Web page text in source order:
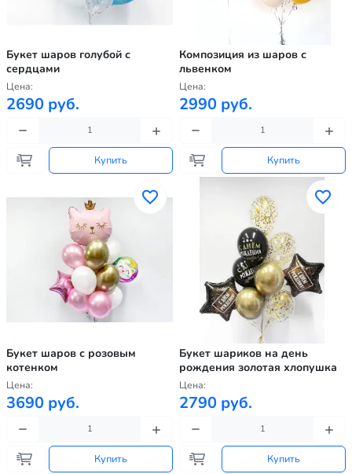
Букет шаров голубой с
сердцами
Цена:
2690 руб.
Купить
Композиция из шаров с
львенком
Цена:
2990 руб.
Купить
Букет шаров с розовым
котенком
Цена:
3690 руб.
Купить
Букет шариков на день
рождения золотая хлопушка
Цена:
2790 руб.
Купить